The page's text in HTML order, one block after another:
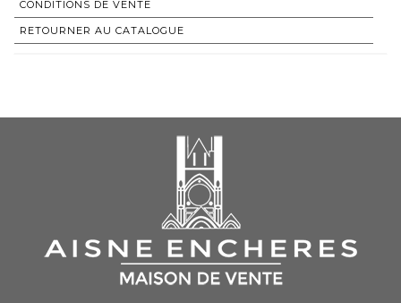
CONDITIONS DE VENTE
RETOURNER AU CATALOGUE